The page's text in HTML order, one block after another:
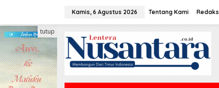
konten
Kamis, 6 Agustus 2026 Tentang Kami
tutup